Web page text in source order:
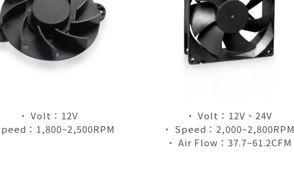
• Volt：12V
：1,800~2,500RPM
• Volt：12V、24V
• Speed：2,000~2,800RPM
• Air Flow：37.7~61.2CFM